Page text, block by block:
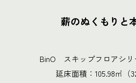
薪のぬくもりと
BinO スキップフロアシ
延床面積：105.98㎡（